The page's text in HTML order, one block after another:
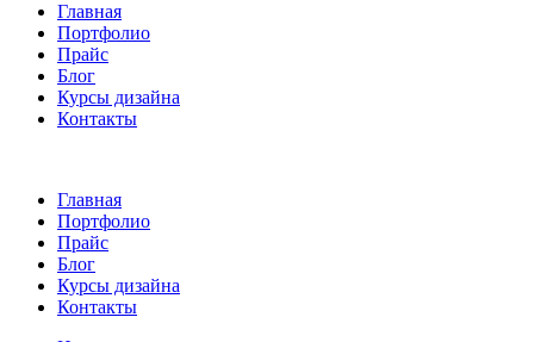
Главная
Портфолио
Прайс
Блог
Курсы дизайна
Контакты
Главная
Портфолио
Прайс
Блог
Курсы дизайна
Контакты